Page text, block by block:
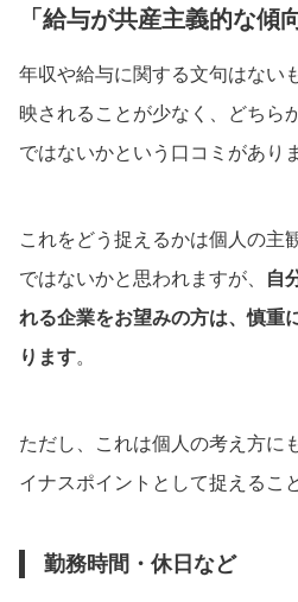
「給与が共産主義的な傾
年収や給与に関する文句はない
映されることが少なく、どちら
ではないかという口コミがあり
これをどう捉えるかは個人の主
ではないかと思われますが、
自
れる企業をお望みの方は、慎重
ります。
ただし、これは個人の考え方に
イナスポイントとして捉えるこ
勤務時間・休日など